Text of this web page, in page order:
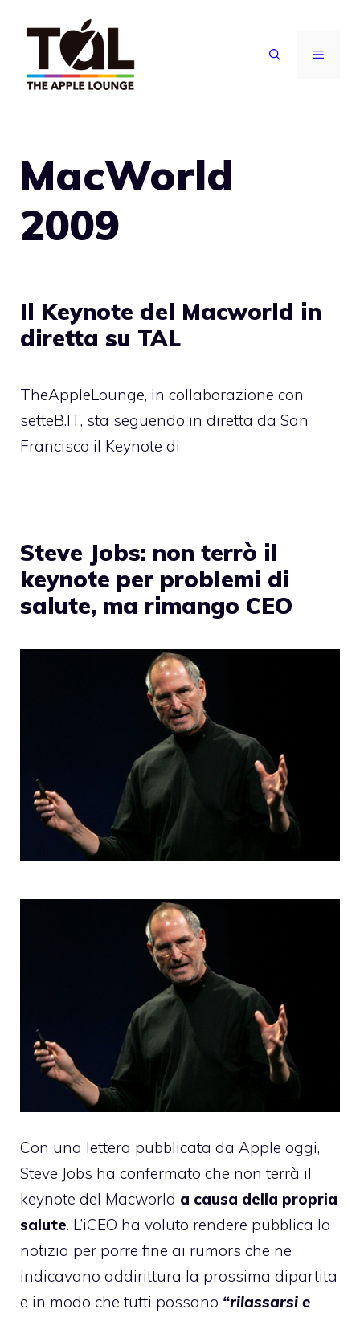
contenuto
MENU
MacWorld
2009
Il Keynote del Macworld in
diretta su TAL
TheAppleLounge, in collaborazione con
setteB.IT, sta seguendo in diretta da San
Francisco il Keynote di
Steve Jobs: non terrò il
keynote per problemi di
salute, ma rimango CEO
Con una lettera pubblicata da Apple oggi,
Steve Jobs ha confermato che non terrà il
keynote del Macworld a causa della propria
salute. L’iCEO ha voluto rendere pubblica la
notizia per porre fine ai rumors che ne
indicavano addirittura la prossima dipartita
e in modo che tutti possano “rilassarsi e